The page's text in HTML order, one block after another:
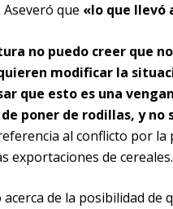
que «lo que llevó
no puedo creer que
modificar la
que esto es una
poner de rodillas, y
al conflicto por la
exportaciones de cereales.
de la posibilidad